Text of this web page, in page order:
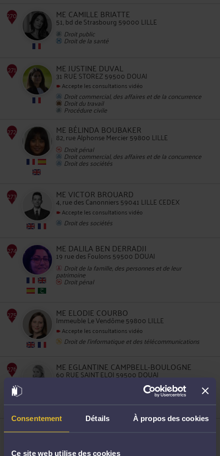
Consentement Détails À propos des cookies
Ce site web utilise des cookies
ME CAMILLE BRIATTE
51, bd de Strasbourg 59000 LILLE
Droit public
Droit de la santé
271
ME JUSTINE DUVAL
31 RUE STOREZ 59500 DOUAI
Accepte les consultations vidéo
Droit commercial, des affaires et de la concurrence
Droit du travail
Procédure civile
272
ME BÉLINDA BOUBAKER
82, rue Alphonse Mercier 59800 LILLE
Droit pénal
Droit commercial, des affaires et de la concurrence
Droit des sociétés
273
ME VICTOR BROUARD
4, rue des Canonniers 59041 LILLE CEDEX
Accepte les consultations vidéo
Droit des sociétés
ME DALILA BEN DERRADJI
19 rue des Foulons 59500 DOUAI
Droit de la famille, des personnes et de leur
patrimoine
Droit pénal
ME ELODIE COURBO
Immeuble Le Vendôme 59800 LILLE
Accepte les consultations vidéo
Droit de l'informatique et des télécommunications
ME EGLANTINE CAMPBELL-BOULOGNE
60 RUE SAINT ELOI 59500 DOUAI
Droit des sociétés commerciales et professionnelles
Fiscalité des particuliers
ME MARINE CUVELIER
270 Avenue de la République 59110 LA MADELEINE